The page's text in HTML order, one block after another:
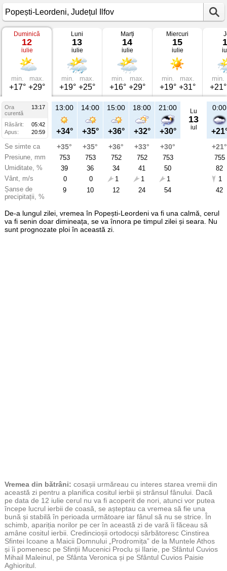
Vremea
Popești-
Leordeni
iulie
2026
Județul
Duminică
12
iulie
min.
+17°
max.
+29°
Luni
13
iulie
min.
+19°
max.
+25°
Marți
14
iulie
min.
+16°
max.
+29°
Miercuri
15
iulie
min.
+19°
max.
+31°
min.
+21°
Ora
13:17
curentă
Răsărit:
05:42
Apus:
20:59
Se simte ca
Presiune, mm
Umiditate, %
Vânt, m/s
Șanse de
precipitații, %
13:00
+34°
+35°
753
39
0
9
14:00
+35°
+35°
753
36
0
10
15:00
+36°
+36°
752
34
1
12
18:00
+32°
+33°
752
41
1
24
21:00
+30°
+30°
753
50
1
54
Lu
13
iul
0:00
+21°
755
82
1
42
De-a lungul zilei, vremea în Popești-Leordeni va fi una calmă, cerul
va fi senin doar dimineața, se va înnora pe timpul zilei și seara. Nu
sunt prognozate ploi în această zi.
Vremea din bătrâni: cosașii urmăreau cu interes starea vremii din
această zi pentru a planifica cositul ierbii și strânsul fânului. Dacă
pe data de 12 iulie cerul nu va fi acoperit de nori, atunci vor putea
începe lucrul ierbii de coasă, se așteptau ca vremea să fie una
bună și stabilă în perioada următoare iar fânul să nu se strice. În
schimb, apariția norilor pe cer în această zi de vară îi făceau să
amâne cositul ierbii. Credincioșii ortodocși sărbătoresc Cinstirea
Sfintei Icoane a Maicii Domnului „Prodromița” de la Muntele Athos
și îi pomenesc pe Sfinții Mucenici Proclu și Ilarie, pe Sfântul Cuvios
Mihail Maleinul, pe Sfânta Veronica și pe Sfântul Cuvios Paisie
Aghioritul.